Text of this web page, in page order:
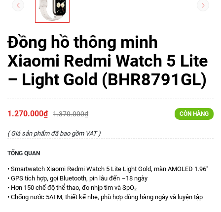
Đồng hồ thông minh
Xiaomi Redmi Watch 5 Lite
– Light Gold (BHR8791GL)
1.270.000₫ 1.370.000₫ CÒN HÀNG
( Giá sản phẩm đã bao gồm VAT )
TỔNG QUAN
• Smartwatch Xiaomi Redmi Watch 5 Lite Light Gold, màn AMOLED 1.96"
• GPS tích hợp, gọi Bluetooth, pin lâu đến ~18 ngày
• Hơn 150 chế độ thể thao, đo nhịp tim và SpO₂
• Chống nước 5ATM, thiết kế nhẹ, phù hợp dùng hàng ngày và luyện tập